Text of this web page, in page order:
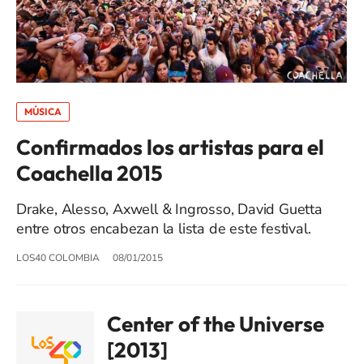
MÚSICA
Confirmados los artistas para el
Coachella 2015
Drake, Alesso, Axwell & Ingrosso, David Guetta
entre otros encabezan la lista de este festival.
LOS40 COLOMBIA 08/01/2015
Center of the Universe
[2013]